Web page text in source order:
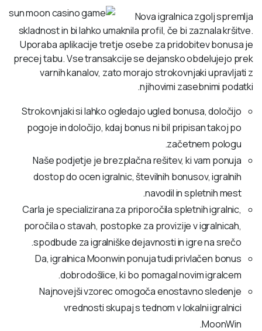
Nova igralnica zgolj spremlja
skladnost in bi lahko umaknila profil, če bi zaznala kršitve.
Uporaba aplikacije tretje osebe za pridobitev bonusa je
precej tabu. Vse transakcije se dejansko obdelujejo prek
varnih kanalov, zato morajo strokovnjaki upravljati z
njihovimi zasebnimi podatki.
Strokovnjaki si lahko ogledajo ugled bonusa, določijo
pogoje in določijo, kdaj bonus ni bil pripisan takoj po
začetnem pologu.
Naše podjetje je brezplačna rešitev, ki vam ponuja
dostop do ocen igralnic, številnih bonusov, igralnih
navodil in spletnih mest.
Carla je specializirana za priporočila spletnih igralnic,
poročila o stavah, postopke za provizije v igralnicah,
spodbude za igralniške dejavnosti in igre na srečo.
Da, igralnica Moonwin ponuja tudi privlačen bonus
dobrodošlice, ki bo pomagal novim igralcem.
Najnovejši vzorec omogoča enostavno sledenje
vrednosti skupaj s tednom v lokalni igralnici
MoonWin.